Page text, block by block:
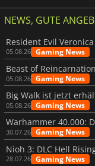
NEWS, GUTE
05.08.26 Gaming News
05.08.26 Gaming News
05.08.26 Gaming News
30.07.26 Gaming News
Nioh 3: DLC Hell
28.07.26 Gaming News